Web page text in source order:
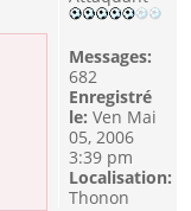
Messages:
682
Enregistré
le: Ven Mai
05, 2006
3:39 pm
Localisation:
Thonon